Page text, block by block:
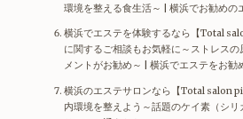
環境を整える食生活～ | 横浜でお勧めの
横浜でエステを体験するなら【Total
に関するご相談もお気軽に～ストレス
メントがお勧め～ | 横浜でエステをお勧
横浜のエステサロンなら【Total salon
内環境を整えよう～話題のケイ素（シ